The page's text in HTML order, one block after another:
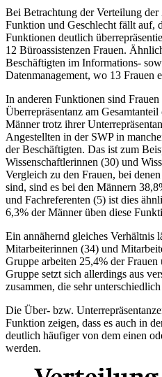
Bei Betrachtung der Verteilung der
Funktion und Geschlecht fällt auf,
Funktionen deutlich
12 Büroassistenzen Frauen.
Beschäftigten im Informations-
Datenmanagement, wo 13 Frauen
In anderen Funktionen sind
Überrepräsentanz am
Männer trotz ihrer
Angestellten in der SWP in
der Beschäftigten. Das ist zum
Wissenschaftlerinnen (30) und
Vergleich zu den Frauen, bei
sind, sind es bei den Männern
und Fachreferenten (5) ist dies
6,3% der Männer üben diese
Ein annähernd gleiches Verhältnis
Mitarbeiterinnen (34) und
Gruppe arbeiten 25,4% der
Gruppe setzt sich allerdings aus
zusammen, die sehr
Die Über- bzw.
Funktion zeigen, dass es auch in
deutlich häufiger von dem einen
werden.